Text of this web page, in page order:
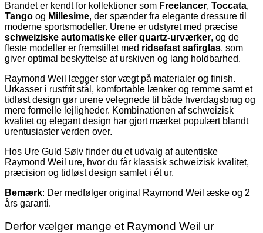
Brandet er kendt for kollektioner som Freelancer, Toccata,
Tango og Millesime, der spænder fra elegante dressure til
moderne sportsmodeller. Urene er udstyret med præcise
schweiziske automatiske eller quartz-urværker, og de
fleste modeller er fremstillet med ridsefast safirglas, som
giver optimal beskyttelse af urskiven og lang holdbarhed.
Raymond Weil lægger stor vægt på materialer og finish.
Urkasser i rustfrit stål, komfortable lænker og remme samt et
tidløst design gør urene velegnede til både hverdagsbrug og
mere formelle lejligheder. Kombinationen af schweizisk
kvalitet og elegant design har gjort mærket populært blandt
urentusiaster verden over.
Hos Ure Guld Sølv finder du et udvalg af autentiske
Raymond Weil ure, hvor du får klassisk schweizisk kvalitet,
præcision og tidløst design samlet i ét ur.
Bemærk: Der medfølger original Raymond Weil æske og 2
års garanti.
Derfor vælger mange et Raymond Weil ur